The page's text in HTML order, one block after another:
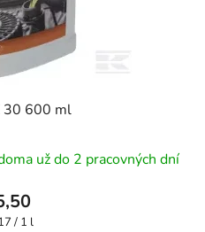
30 600 ml
už do 2 pracovných dní
/ 1 l